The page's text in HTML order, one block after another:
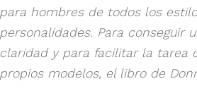
para hombres de todos los
personalidades. Para conseguir
claridad y para facilitar la tarea
propios modelos, el libro de